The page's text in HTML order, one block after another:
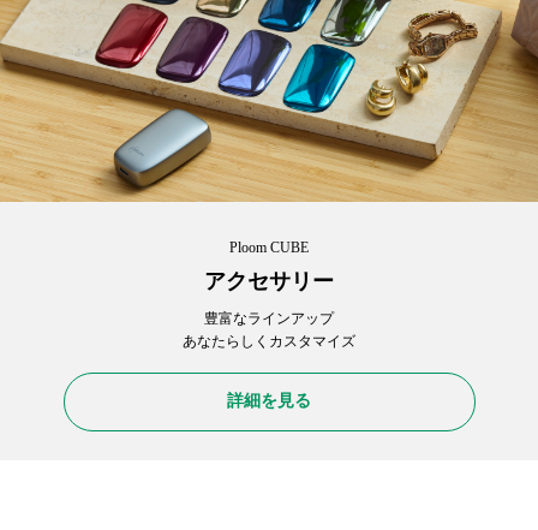
Ploom CUBE
アクセサリー
豊富なラインアップ
あなたらしくカスタマイズ
詳細を見る